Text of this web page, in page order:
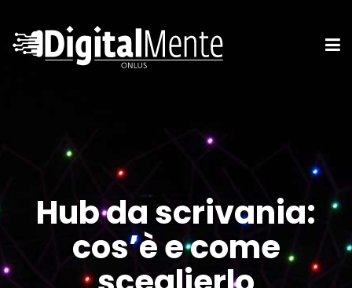
Hub da scrivania:
cos’è e come